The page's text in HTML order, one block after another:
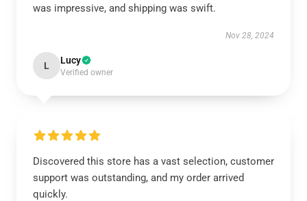
was impressive, and shipping was swift.
Nov 28, 2024
L Lucy
Verified owner
Discovered this store has a vast selection, customer
support was outstanding, and my order arrived
quickly.